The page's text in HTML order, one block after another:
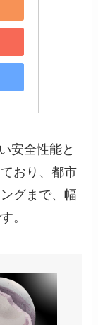
安全性能と
おり、都市
グまで、幅
。